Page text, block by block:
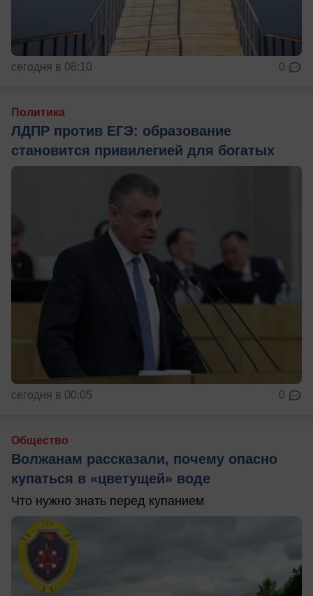
сегодня в 08:10 0
Политика
ЛДПР против ЕГЭ: образование
становится привилегией для богатых
сегодня в 00:05 0
Общество
Волжанам рассказали, почему опасно
купаться в «цветущей» воде
Что нужно знать перед купанием